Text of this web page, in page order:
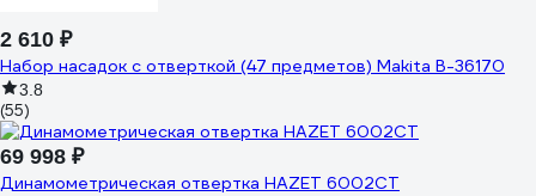
2 610 ₽
Набор насадок с отверткой (47 предметов) Makita B-36170
3.8
(55)
69 998 ₽
Динамометрическая отвертка HAZET 6002CT